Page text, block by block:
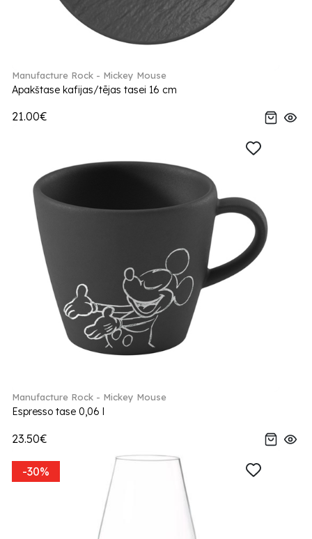
Manufacture Rock - Mickey Mouse
Apakštase kafijas/tējas tasei 16 cm
21.00€
Manufacture Rock - Mickey Mouse
Espresso tase 0,06 l
23.50€
-30%